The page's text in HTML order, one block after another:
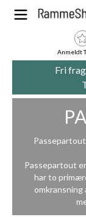
Skip to Content
Anmeldt
Fri
Passepartout
har to